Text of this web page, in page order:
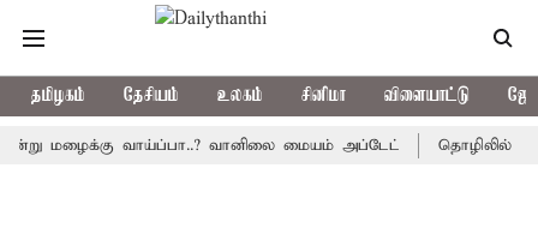
தமிழகம் தேசியம் உலகம் சினிமா விளையாட்டு
வாய்ப்பா..? வானிலை மையம் அப்டேட் தொழிலில் சாதனை